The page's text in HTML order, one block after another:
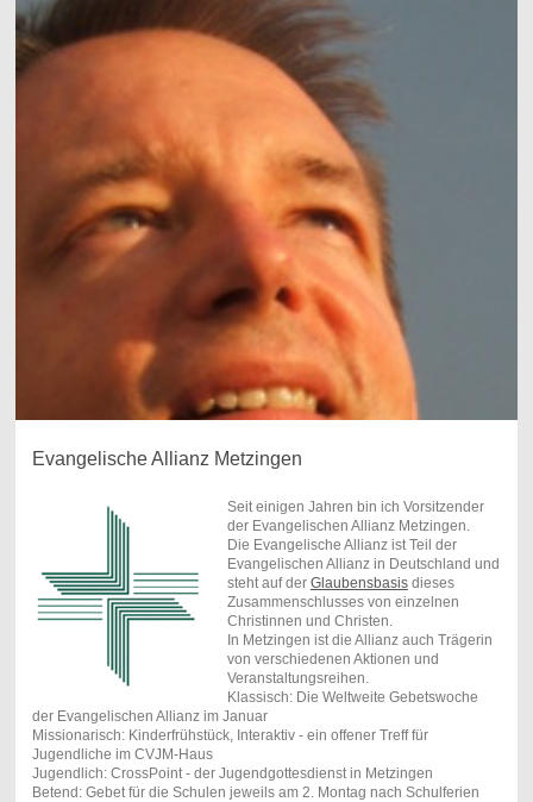
Evangelische Allianz Metzingen
Seit einigen Jahren bin ich Vorsitzender
der Evangelischen Allianz Metzingen.
Die Evangelische Allianz ist Teil der
Evangelischen Allianz in Deutschland und
steht auf der Glaubensbasisdieses
Zusammenschlusses von einzelnen
Christinnen und Christen.
In Metzingen ist die Allianz auch Trägerin
von verschiedenen Aktionen und
Veranstaltungsreihen.
Klassisch: Die Weltweite Gebetswoche
der Evangelischen Allianz im Januar
Missionarisch: Kinderfrühstück, Interaktiv - ein offener Treff für
Jugendliche im CVJM-Haus
Jugendlich: CrossPoint - der Jugendgottesdienst in Metzingen
Betend: Gebet für die Schulen jeweils am 2. Montag nach Schulferien